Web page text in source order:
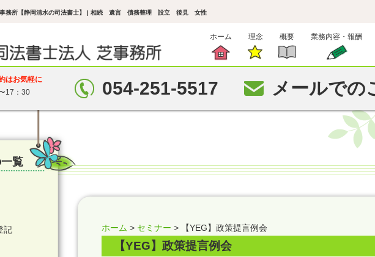
事務所【静岡清水の司法書士】 | 相続 遺言 債務整理 設立 後見 女性
ホーム 理念 概要 業務内容・報酬
はお気軽に
17：30
054-251-5517 メールでの
ホーム > セミナー > 【YEG】政策提言例会
【YEG】政策提言例会
覧
記